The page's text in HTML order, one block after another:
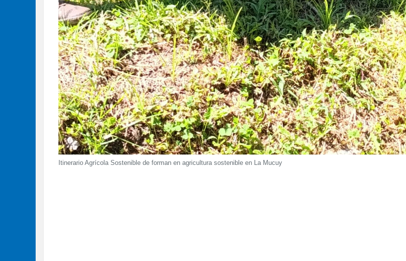
Itinerario Agrícola Sostenible de forman en agricultura sostenible en La Mucuy